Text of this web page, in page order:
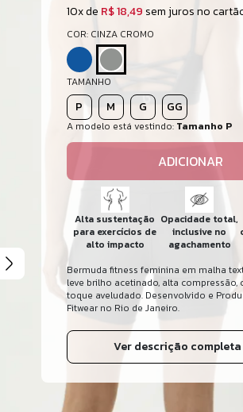
10x de R$ 18,49 sem juros no
COR: CINZA CROMO
TAMANHO
P M G GG
A modelo está vestindo: Tamanho P
ADICIONAR
Alta sustentação
para exercícios de
alto impacto
Opacidade total,
inclusive no
agachamento
Bermuda fitness feminina em malha
leve brilho acetinado, alta compressão,
toque aveludado. Desenvolvido e
Fitwear no Rio de Janeiro.
Ver descrição completa